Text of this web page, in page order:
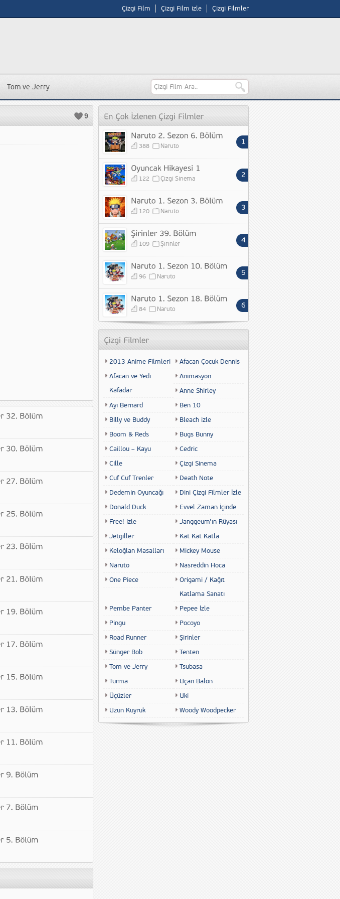
Çizgi Film Çizgi Film izle Çizgi Filmler
Tom ve Jerry
9
388 Naruto
122 Çizgi Sinema
120 Naruto
109 Şirinler
96 Naruto
84 Naruto
2013 Anime Filmleri
Afacan Çocuk Dennis
Afacan ve Yedi
Kafadar
Animasyon
Anne Shirley
Ayı Bernard
Ben 10
Billy ve Buddy
Bleach izle
Boom & Reds
Bugs Bunny
Caillou – Kayu
Cedric
Cille
Çizgi Sinema
Cuf Cuf Trenler
Death Note
Dedemin Oyuncağı
Dini Çizgi Filmler İzle
Donald Duck
Evvel Zaman İçinde
Free! izle
Janggeum’ın Rüyası
Jetgiller
Kat Kat Katla
Keloğlan Masalları
Mickey Mouse
Naruto
Nasreddin Hoca
One Piece
Origami / Kağıt
Katlama Sanatı
Pembe Panter
Pepee İzle
Pingu
Pocoyo
Road Runner
Şirinler
Sünger Bob
Tenten
Tom ve Jerry
Tsubasa
Turma
Uçan Balon
Üçüzler
Uki
Uzun Kuyruk
Woody Woodpecker